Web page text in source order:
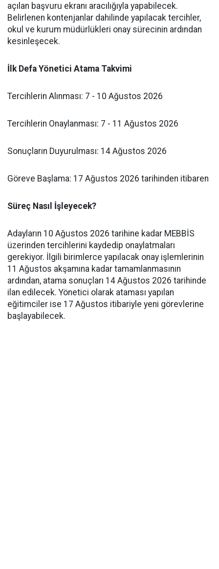
açılan başvuru ekranı aracılığıyla yapabilecek.
Belirlenen kontenjanlar dahilinde yapılacak tercihler,
okul ve kurum müdürlükleri onay sürecinin ardından
kesinleşecek.
​İlk Defa Yönetici Atama Takvimi
​Tercihlerin Alınması: 7 - 10 Ağustos 2026
​Tercihlerin Onaylanması: 7 - 11 Ağustos 2026
​Sonuçların Duyurulması: 14 Ağustos 2026
​Göreve Başlama: 17 Ağustos 2026 tarihinden itibaren
​Süreç Nasıl İşleyecek?
​Adayların 10 Ağustos 2026 tarihine kadar MEBBİS
üzerinden tercihlerini kaydedip onaylatmaları
gerekiyor. İlgili birimlerce yapılacak onay işlemlerinin
11 Ağustos akşamına kadar tamamlanmasının
ardından, atama sonuçları 14 Ağustos 2026 tarihinde
ilan edilecek. Yönetici olarak ataması yapılan
eğitimciler ise 17 Ağustos itibariyle yeni görevlerine
başlayabilecek.